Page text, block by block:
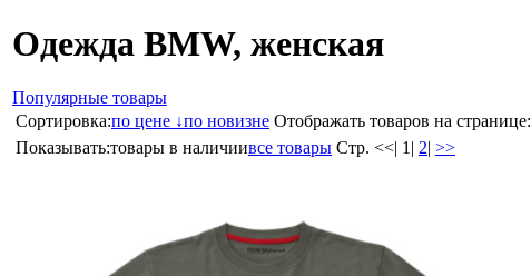
Одежда BMW, женская
Популярные товары
Сортировка:по цене ↓по новизне Отображать товаров на странице:
Показывать:товары в наличиивсе товары Стр. <<| 1 | 2| >>